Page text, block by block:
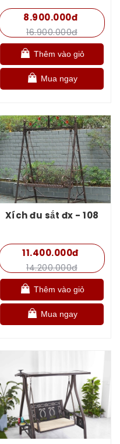
8.900.000đ
16.900.000đ
Thêm vào giỏ
Mua ngay
Xích đu sắt đx - 108
11.400.000đ
14.200.000đ
Thêm vào giỏ
Mua ngay